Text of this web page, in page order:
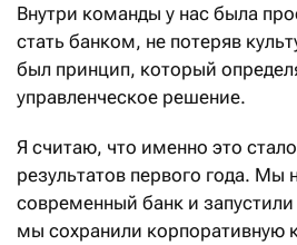
Внутри команды у нас была
стать банком, не потеряв
был принцип, который
управленческое решение.
Я считаю, что именно это
результатов первого года. Мы
современный банк и
мы сохранили корпоративную